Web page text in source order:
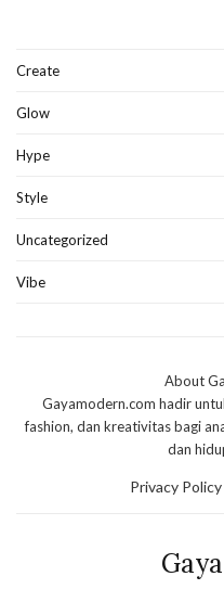
Create
Glow
Hype
Style
Uncategorized
Vibe
About
Gayamodern.com hadir
fashion, dan kreativitas bagi
dan
Privacy